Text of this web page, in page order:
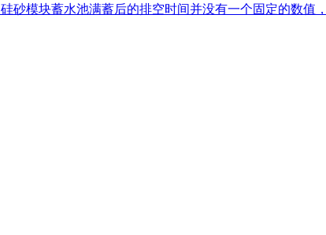
砂模块蓄水池满蓄后的排空时间并没有一个固定的数值